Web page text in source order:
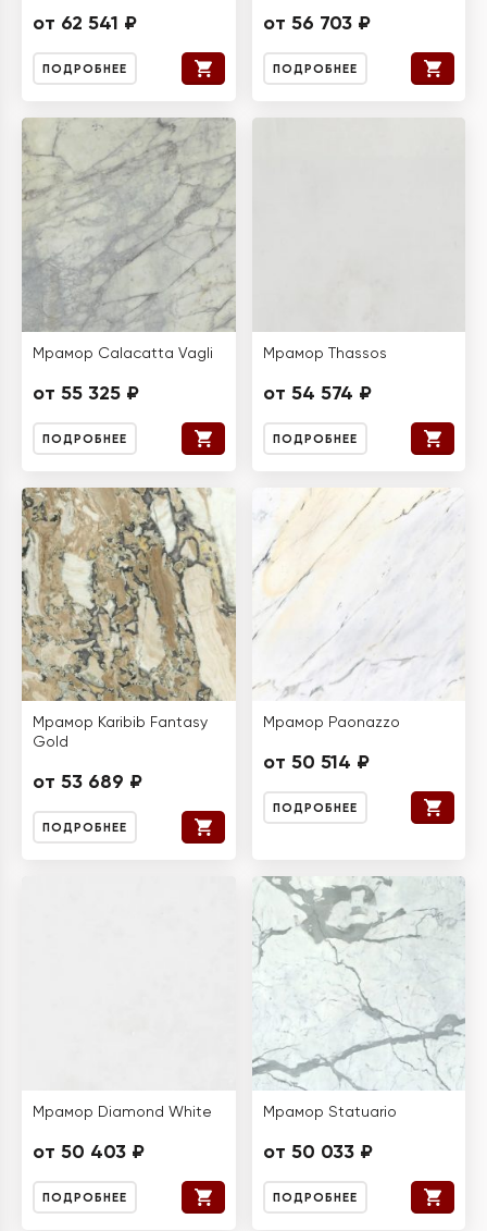
от 62 541 ₽
ПОДРОБНЕЕ
от 56 703 ₽
ПОДРОБНЕЕ
Мрамор Calacatta Vagli
от 55 325 ₽
ПОДРОБНЕЕ
Мрамор Thassos
от 54 574 ₽
ПОДРОБНЕЕ
Мрамор Karibib Fantasy
Gold
от 53 689 ₽
ПОДРОБНЕЕ
Мрамор Paonazzo
от 50 514 ₽
ПОДРОБНЕЕ
Мрамор Diamond White
от 50 403 ₽
ПОДРОБНЕЕ
Мрамор Statuario
от 50 033 ₽
ПОДРОБНЕЕ